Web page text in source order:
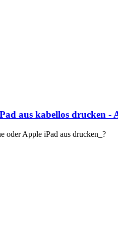
aus kabellos drucken
oder Apple iPad aus drucken_?